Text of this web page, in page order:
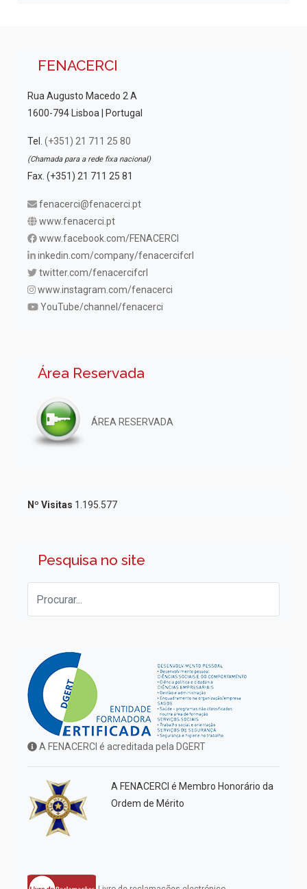
FENACERCI
Rua Augusto Macedo 2 A
1600-794 Lisboa | Portugal
Tel. (+351) 21 711 25 80
(Chamada para a rede fixa nacional)
Fax. (+351) 21 711 25 81
fenacerci@fenacerci.pt
www.fenacerci.pt
www.facebook.com/FENACERCI
inkedin.com/company/fenacercifcrl
twitter.com/fenacercifcrl
www.instagram.com/fenacerci
YouTube/channel/fenacerci
Área Reservada
ÁREA RESERVADA
Nº Visitas 1.195.577
Pesquisa no site
A FENACERCI é acreditada pela DGERT
A FENACERCI é Membro Honorário da
Ordem de Mérito